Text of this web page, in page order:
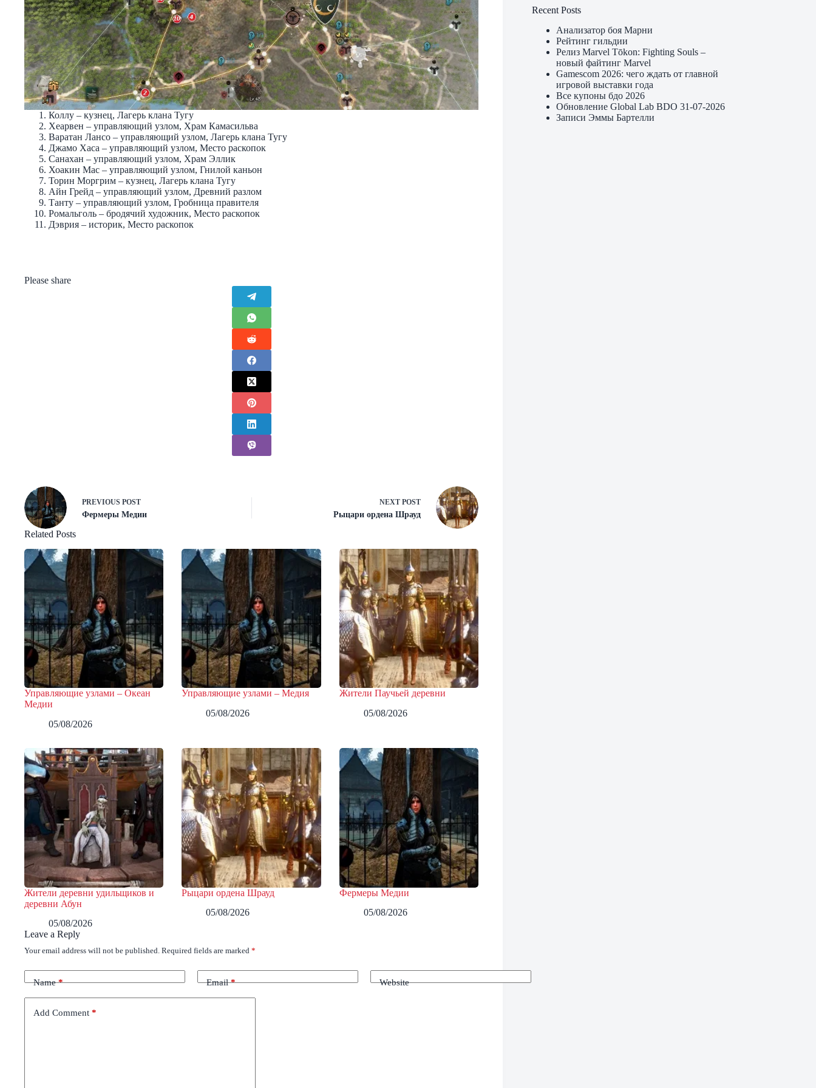
Коллу – кузнец, Лагерь клана Тугу
Хеарвен – управляющий узлом, Храм Камасильва
Варатан Лансо – управляющий узлом, Лагерь клана Тугу
Джамо Хаса – управляющий узлом, Место раскопок
Санахан – управляющий узлом, Храм Эллик
Хоакин Мас – управляющий узлом, Гнилой каньон
Торин Моргрим – кузнец, Лагерь клана Тугу
Айн Грейд – управляющий узлом, Древний разлом
Танту – управляющий узлом, Гробница правителя
Ромальголь – бродячий художник, Место раскопок
Дэврия – историк, Место раскопок
Please share
PREVIOUS POST
Фермеры Медии
NEXT POST
Рыцари ордена Шрауд
Related Posts
Управляющие узлами – Океан
Медии
05/08/2026
Управляющие узлами – Медия
05/08/2026
Жители Паучьей деревни
05/08/2026
Жители деревни удильщиков и
деревни Абун
05/08/2026
Рыцари ордена Шрауд
05/08/2026
Фермеры Медии
05/08/2026
Leave a Reply
Your email address will not be published. Required fields are marked *
Name* Email* Website
Add Comment *
Recent Posts
Анализатор боя Марни
Рейтинг гильдии
Релиз Marvel Tōkon: Fighting Souls –
новый файтинг Marvel
Gamescom 2026: чего ждать от главной
игровой выставки года
Все купоны бдо 2026
Обновление Global Lab BDO 31-07-2026
Записи Эммы Бартелли